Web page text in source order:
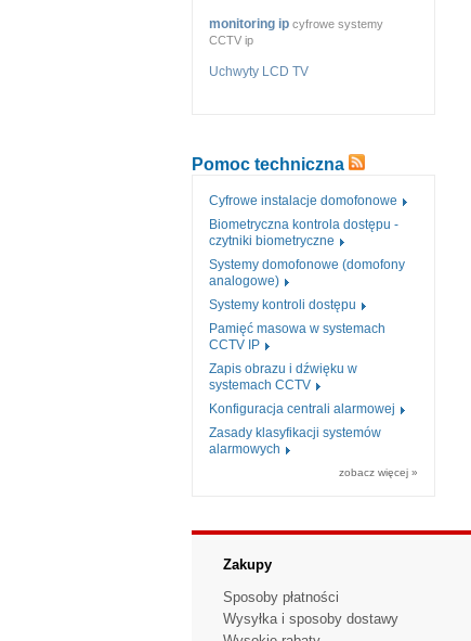
monitoring ip cyfrowe systemy
CCTV ip
Uchwyty LCD TV
Pomoc techniczna
Cyfrowe instalacje domofonowe
Biometryczna kontrola dostępu -
czytniki biometryczne
Systemy domofonowe (domofony
analogowe)
Systemy kontroli dostępu
Pamięć masowa w systemach
CCTV IP
Zapis obrazu i dźwięku w
systemach CCTV
Konfiguracja centrali alarmowej
Zasady klasyfikacji systemów
alarmowych
zobacz więcej »
Zakupy
Sposoby płatności
Wysyłka i sposoby dostawy